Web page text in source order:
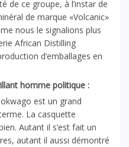
de ce groupe, à l’instar de
de marque «Volcanic»
nous le signalions plus
African Distilling
d’emballages en
homme politique :
est un grand
La casquette
Autant il s’est fait un
autant il aussi démontré